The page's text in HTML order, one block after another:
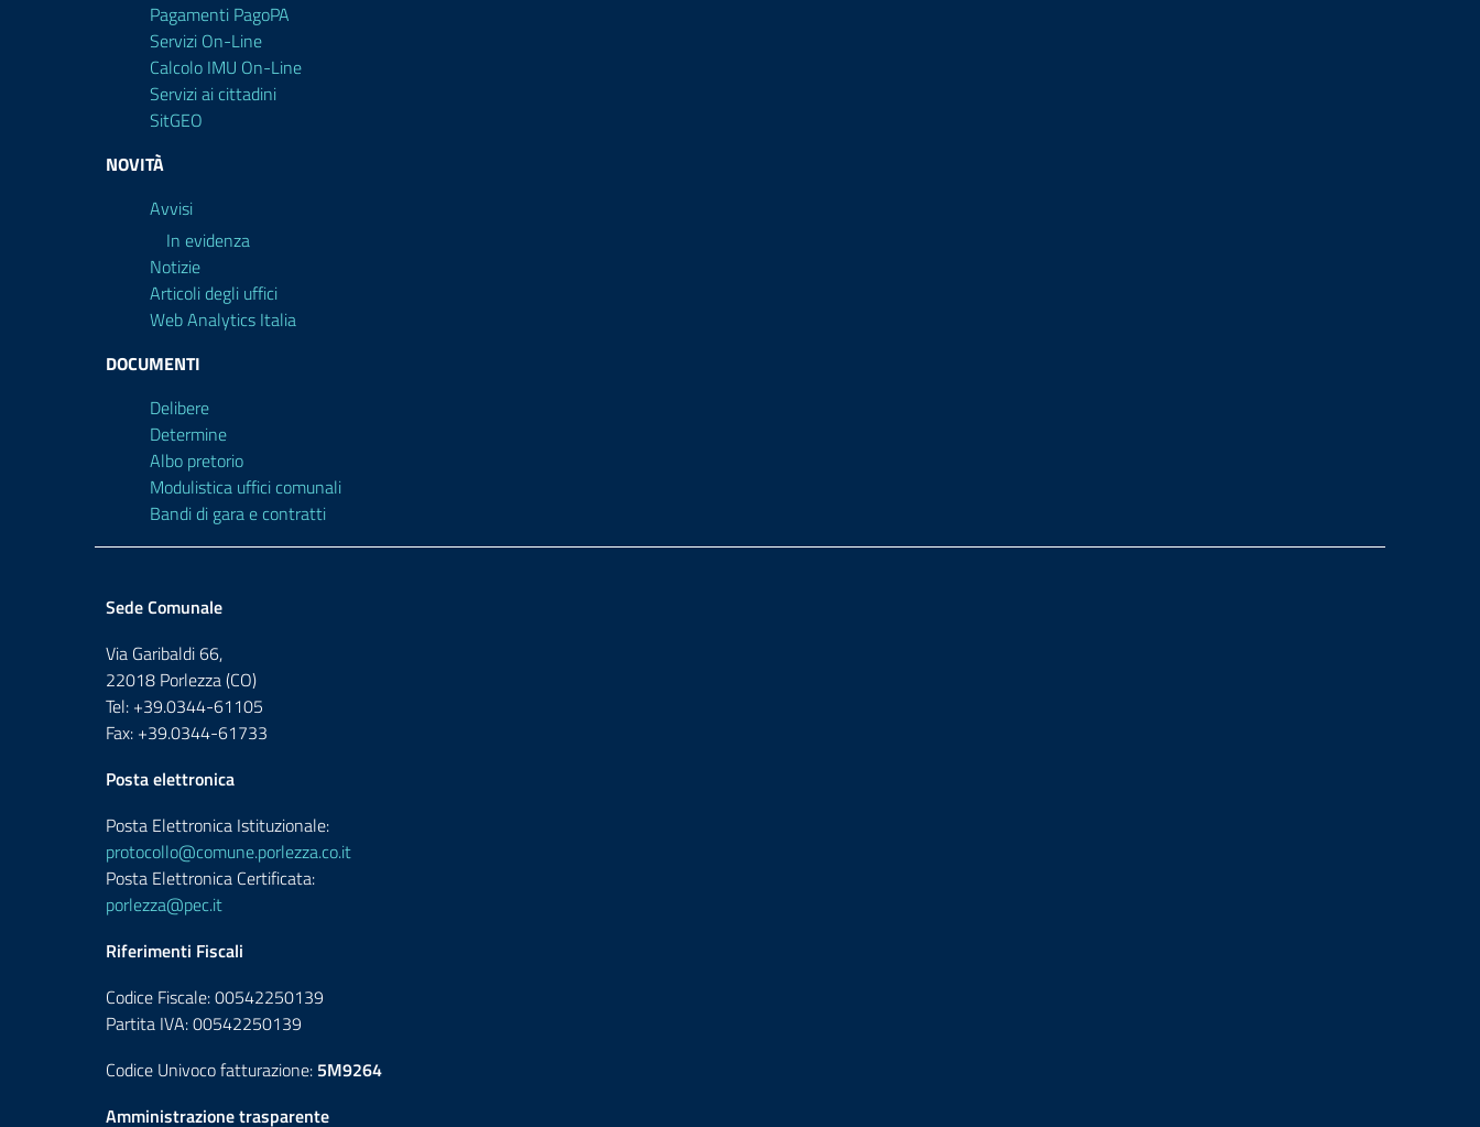
Pagamenti PagoPA
Servizi On-Line
Calcolo IMU On-Line
Servizi ai cittadini
SitGEO
NOVITÀ
Avvisi
In evidenza
Notizie
Articoli degli uffici
Web Analytics Italia
DOCUMENTI
Delibere
Determine
Albo pretorio
Modulistica uffici comunali
Bandi di gara e contratti
Sede Comunale
Via Garibaldi 66,
22018 Porlezza (CO)
Tel: +39.0344-61105
Fax: +39.0344-61733
Posta elettronica
Posta Elettronica Istituzionale:
protocollo@comune.porlezza.co.it
Posta Elettronica Certificata:
porlezza@pec.it
Riferimenti Fiscali
Codice Fiscale: 00542250139
Partita IVA: 00542250139
Codice Univoco fatturazione: 5M9264
Amministrazione trasparente